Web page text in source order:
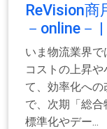
ReVision
－online－
いま物流業界
コストの上昇
て、効率化へ
で、次期「総合
標準化やデー...